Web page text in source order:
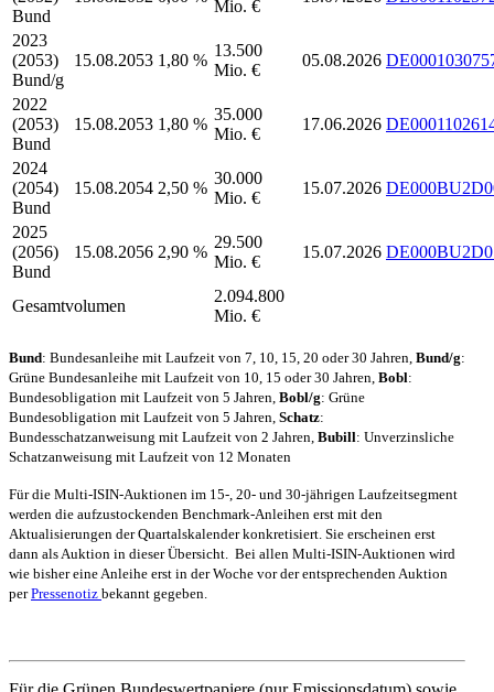
Bund
Mio. €
2023
(2053)
Bund/g
15.08.2053 1,80 %
13.500
Mio. €
05.08.2026
2022
(2053)
Bund
15.08.2053 1,80 %
35.000
Mio. €
17.06.2026
2024
(2054)
Bund
15.08.2054 2,50 %
30.000
Mio. €
15.07.2026
2025
(2056)
Bund
15.08.2056 2,90 %
29.500
Mio. €
15.07.2026
Gesamtvolumen
2.094.800
Mio. €
Bund: Bundesanleihe mit Laufzeit von 7, 10, 15, 20 oder 30 Jahren, Bund/g:
Grüne Bundesanleihe mit Laufzeit von 10, 15 oder 30 Jahren, Bobl:
Bundesobligation mit Laufzeit von 5 Jahren, Bobl/g: Grüne
Bundesobligation mit Laufzeit von 5 Jahren, Schatz:
Bundesschatzanweisung mit Laufzeit von 2 Jahren, Bubill: Unverzinsliche
Schatzanweisung mit Laufzeit von 12 Monaten
Für die Multi-ISIN-Auktionen im 15-, 20- und 30-jährigen Laufzeitsegment
werden die aufzustockenden Benchmark-Anleihen erst mit den
Aktualisierungen der Quartalskalender konkretisiert. Sie erscheinen erst
dann als Auktion in dieser Übersicht. Bei allen Multi-ISIN-Auktionen wird
wie bisher eine Anleihe erst in der Woche vor der entsprechenden Auktion
perPressenotiz bekannt gegeben.